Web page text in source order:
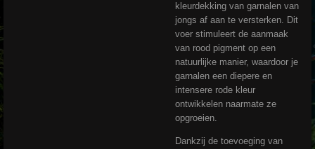
kleurdekking van garnalen van
jongs af aan te versterken. Dit
voer stimuleert de aanmaak
van rood pigment op een
natuurlijke manier, waardoor je
garnalen een diepere en
intensere rode kleur
ontwikkelen naarmate ze
opgroeien.
Dankzij de toevoeging van